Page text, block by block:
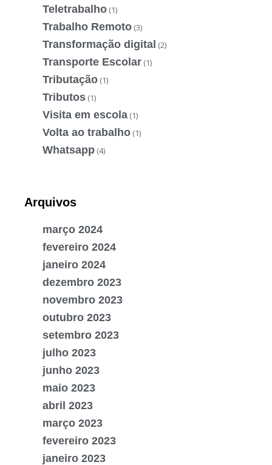
Teletrabalho (1)
Trabalho Remoto (3)
Transformação digital (2)
Transporte Escolar (1)
Tributação (1)
Tributos (1)
Visita em escola (1)
Volta ao trabalho (1)
Whatsapp (4)
Arquivos
março 2024
fevereiro 2024
janeiro 2024
dezembro 2023
novembro 2023
outubro 2023
setembro 2023
julho 2023
junho 2023
maio 2023
abril 2023
março 2023
fevereiro 2023
janeiro 2023